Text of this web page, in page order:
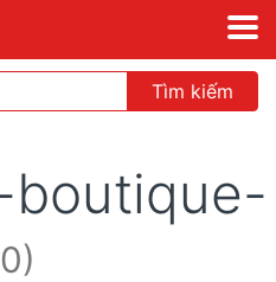
Tìm kiếm